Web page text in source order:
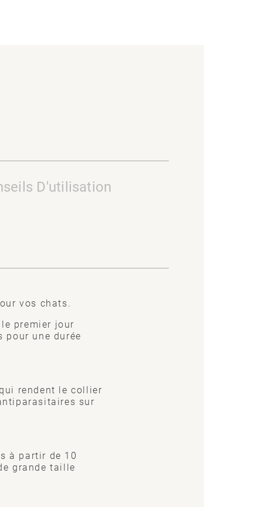
D'utilisation
vos chats.
premier jour
une durée
rendent le collier
sur
à partir de 10
grande taille